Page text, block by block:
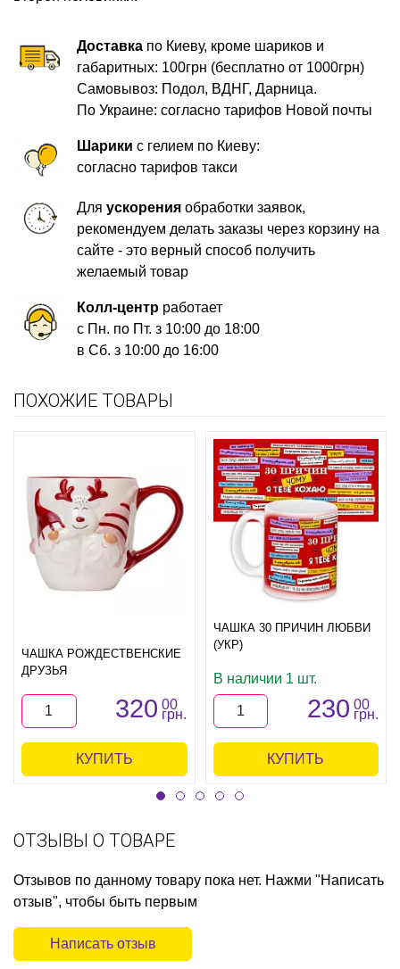
Доставка по Киеву, кроме шариков и
габаритных: 100грн (бесплатно от 1000грн)
Самовывоз: Подол, ВДНГ, Дарница.
По Украине: согласно тарифов Новой почты
Шарики с гелием по Киеву:
согласно тарифов такси
Дляускорения обработки заявок,
рекомендуем делать заказы через корзину на
сайте - это верный способ получить
желаемый товар
Колл-центр работает
с Пн. по Пт. з 10:00 до 18:00
в Сб. з 10:00 до 16:00
ПОХОЖИЕ ТОВАРЫ
ЧАШКА РОЖДЕСТВЕНСКИЕ
ДРУЗЬЯ
320 00
грн.
КУПИТЬ
ЧАШКА 30 ПРИЧИН ЛЮБВИ
(УКР)
В наличии 1 шт.
230 00
грн.
КУПИТЬ
ОТЗЫВЫ О ТОВАРЕ
Отзывов по данному товару пока нет. Нажми "Написать
отзыв", чтобы быть первым
Написать отзыв